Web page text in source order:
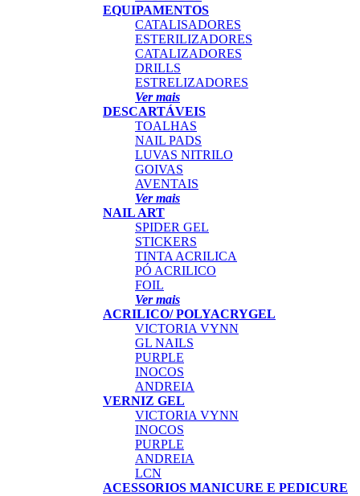
EQUIPAMENTOS
CATALISADORES
ESTERILIZADORES
CATALIZADORES
DRILLS
ESTRELIZADORES
Ver mais
DESCARTÁVEIS
TOALHAS
NAIL PADS
LUVAS NITRILO
GOIVAS
AVENTAIS
Ver mais
NAIL ART
SPIDER GEL
STICKERS
TINTA ACRILICA
PÓ ACRILICO
FOIL
Ver mais
ACRILICO/ POLYACRYGEL
VICTORIA VYNN
GL NAILS
PURPLE
INOCOS
ANDREIA
VERNIZ GEL
VICTORIA VYNN
INOCOS
PURPLE
ANDREIA
LCN
ACESSORIOS MANICURE E PEDICURE